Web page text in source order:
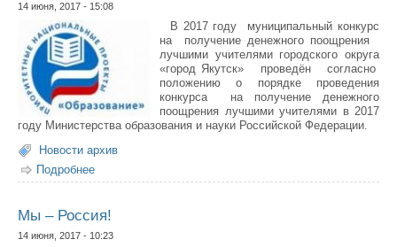
14 июня, 2017 - 15:08
В 2017 году муниципальный конкурс
на получение денежного поощрения
лучшими учителями городского округа
«город Якутск» проведён согласно
положению о порядке проведения
конкурса на получение денежного
поощрения лучшими учителями в 2017
году Министерства образования и науки Российской Федерации.
Новости архив
Подробнее
получение денежного поощрения лучшими учителями
Мы – Россия!
14 июня, 2017 - 10:23